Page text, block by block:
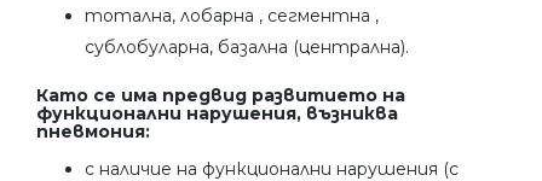
тотална, лобарна , сегментна ,
сублобуларна, базална (централна).
Като се има предвид развитието на
функционални нарушения, възниква
пневмония:
с наличие на функционални нарушения (с